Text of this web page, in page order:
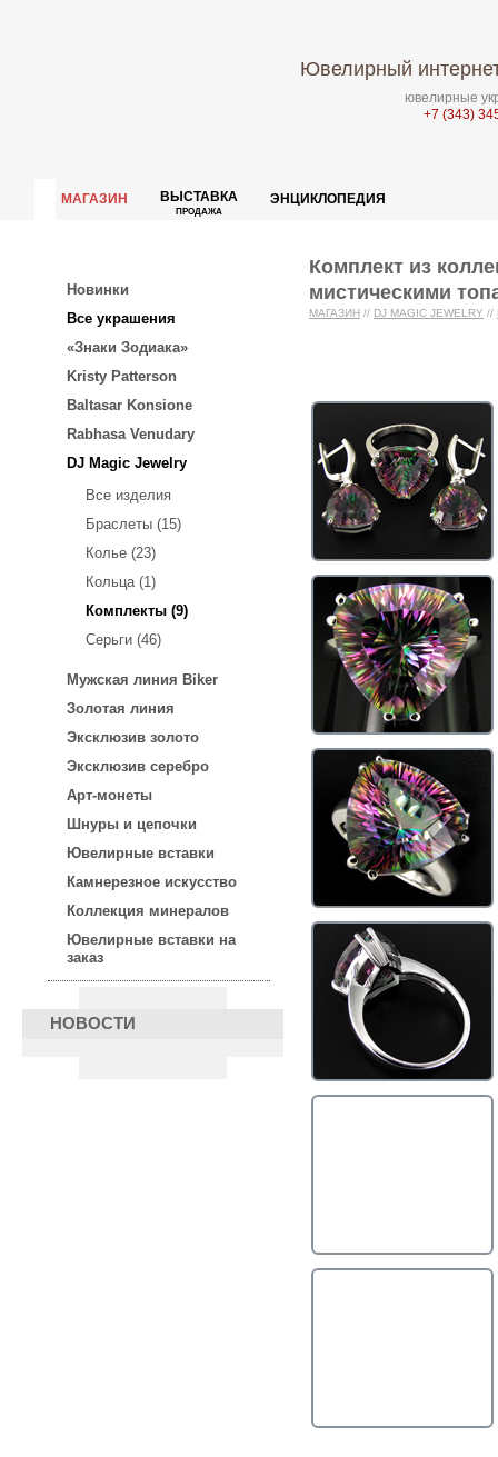
Ювелирный
ювелирные
+7 (343)
МАГАЗИН ВЫСТАВКА
ПРОДАЖА
ЭНЦИКЛОПЕДИЯ
Новинки
Все украшения
«Знаки Зодиака»
Kristy Patterson
Baltasar Konsione
Rabhasa Venudary
DJ Magic Jewelry
Все изделия
Браслеты (15)
Колье (23)
Кольца (1)
Комплекты (9)
Серьги (46)
Мужская линия Biker
Золотая линия
Эксклюзив золото
Эксклюзив серебро
Арт-монеты
Шнуры и цепочки
Ювелирные вставки
Камнерезное искусство
Коллекция минералов
Ювелирные вставки на
заказ
НОВОСТИ
Комплект из
мистическими
МАГАЗИН // DJ MAGIC JEWELRY //